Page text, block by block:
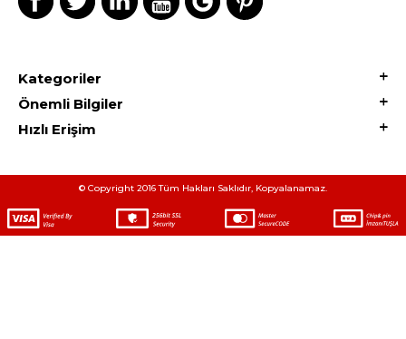
Kategoriler
Önemli Bilgiler
Hızlı Erişim
© Copyright 2016 Tüm Hakları Saklıdır, Kopyalanamaz.